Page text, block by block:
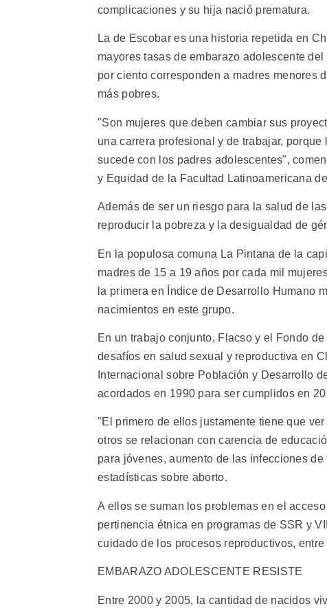
complicaciones y su hija nació prematura.
La de Escobar es una historia repetida en
mayores tasas de embarazo adolescente
por ciento corresponden a madres menores
más pobres.
"Son mujeres que deben cambiar sus
una carrera profesional y de trabajar,
sucede con los padres adolescentes",
y Equidad de la Facultad Latinoamericana
Además de ser un riesgo para la salud de
reproducir la pobreza y la desigualdad de
En la populosa comuna La Pintana de la
madres de 15 a 19 años por cada mil
la primera en Índice de Desarrollo Humano
nacimientos en este grupo.
En un trabajo conjunto, Flacso y el Fondo
desafíos en salud sexual y reproductiva en
Internacional sobre Población y Desarrollo
acordados en 1990 para ser cumplidos en
"El primero de ellos justamente tiene que
otros se relacionan con carencia de
para jóvenes, aumento de las infecciones
estadísticas sobre aborto.
A ellos se suman los problemas en el
pertinencia étnica en programas de SSR y
cuidado de los procesos reproductivos, entre
EMBARAZO ADOLESCENTE RESISTE
Entre 2000 y 2005, la cantidad de nacidos